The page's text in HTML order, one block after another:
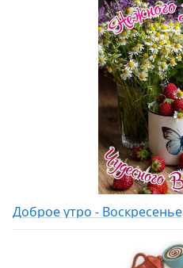
Доброе утро - Воскресенье